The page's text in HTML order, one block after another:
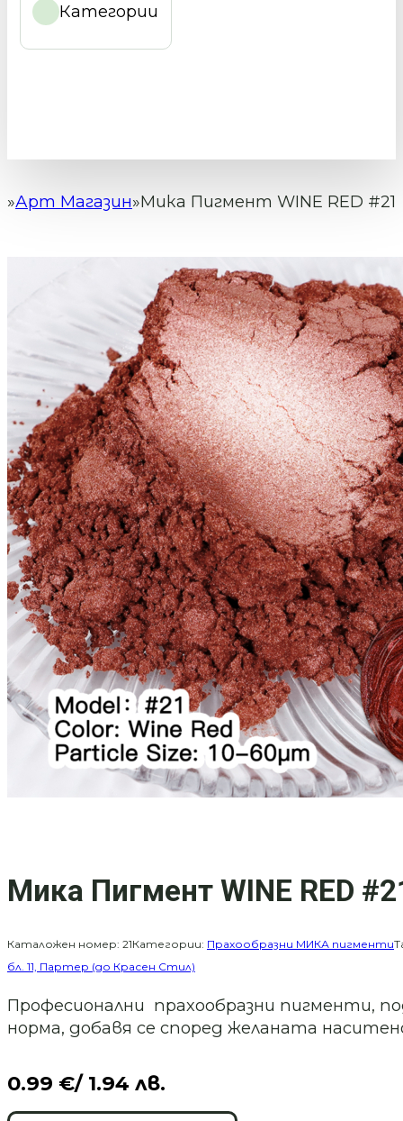
Категории
Мика Пигмент WINE RED
Каталожен номер: 21Категории: Прахообразни МИКА пигменти
бл. 11, Партер (до Красен Стил)
Професионални прахообразни пигменти,
норма, добавя се според желаната
0.99 €/ 1.94 лв.
Начало
Арт Магазин Мика Пигмент WINE RED #21